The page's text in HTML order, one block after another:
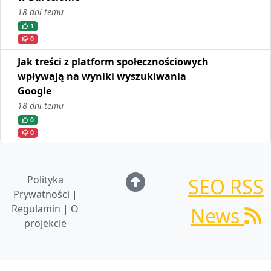
18 dni temu
1
0
Jak treści z platform społecznościowych
wpływają na wyniki wyszukiwania
Google
18 dni temu
0
0
Polityka
Prywatności |
Regulamin | O
projekcie
SEO RSS
News